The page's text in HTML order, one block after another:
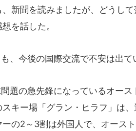
新聞を読みましたが、どうし
を話した。
、今後の国際交流で不安は出て
題の急先鋒になっているオース
キー場「グラン・ヒラフ」は
の2～3割は外国人で、オース